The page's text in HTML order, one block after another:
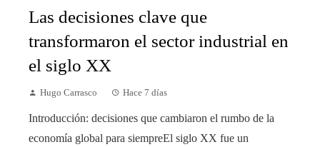
Las decisiones clave que
transformaron el sector industrial en
el siglo XX
Hugo Carrasco Hace 7 días
Introducción: decisiones que cambiaron el rumbo de la
economía global para siempreEl siglo XX fue un